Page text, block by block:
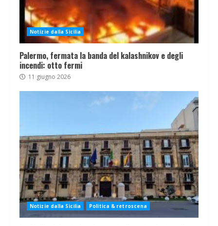
Notizie dalla Sicilia
Palermo, fermata la banda del kalashnikov e degli
incendi: otto fermi
11 giugno 2026
Notizie dalla Sicilia Politica & retroscena